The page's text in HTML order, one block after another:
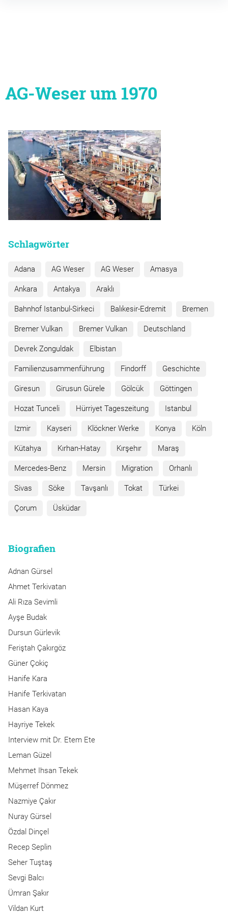
AG-Weser um 1970
Beitragsnavigation
Schlagwörter
Adana AG Weser AG Weser Amasya
Ankara Antakya Araklı
Bahnhof Istanbul-Sirkeci Balıkesir-Edremit Bremen
Bremer Vulkan Bremer Vulkan Deutschland
Devrek Zonguldak Elbistan
Familienzusammenführung Findorff Geschichte
Giresun Girusun Gürele Gölcük Göttingen
Hozat Tunceli Hürriyet Tageszeitung Istanbul
Izmir Kayseri Klöckner Werke Konya Köln
Kütahya Kırhan-Hatay Kırşehır Maraş
Mercedes-Benz Mersin Migration Orhanlı
Sivas Söke Tavşanlı Tokat Türkei
Çorum Üsküdar
Biografien
Adnan Gürsel
Ahmet Terkivatan
Ali Rıza Sevimli
Ayşe Budak
Dursun Gürlevik
Feriştah Çakırgöz
Güner Çokiç
Hanife Kara
Hanife Terkivatan
Hasan Kaya
Hayriye Tekek
Interview mit Dr. Etem Ete
Leman Güzel
Mehmet Ihsan Tekek
Müşerref Dönmez
Nazmiye Çakır
Nuray Gürsel
Özdal Dinçel
Recep Seplin
Seher Tuştaş
Sevgi Balcı
Ümran Şakır
Vildan Kurt